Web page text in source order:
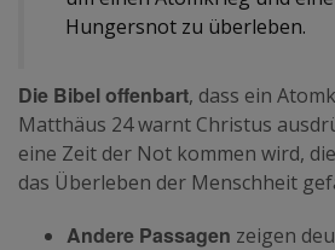
Hungersnot zu überleben.
Die Bibel offenbart, dass ein
Matthäus 24 warnt Christus
eine Zeit der Not kommen wird,
das Überleben der Menschheit
Andere Passagen zeigen